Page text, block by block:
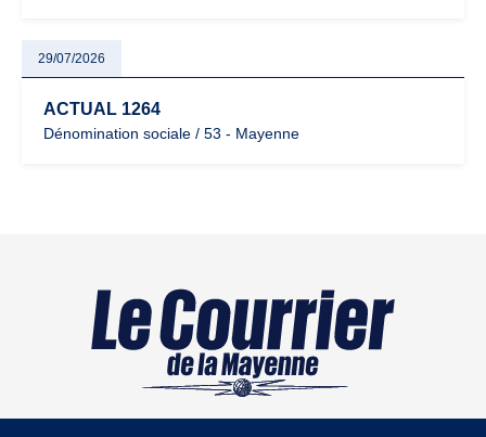
29/07/2026
ACTUAL 1264
Dénomination sociale / 53 - Mayenne